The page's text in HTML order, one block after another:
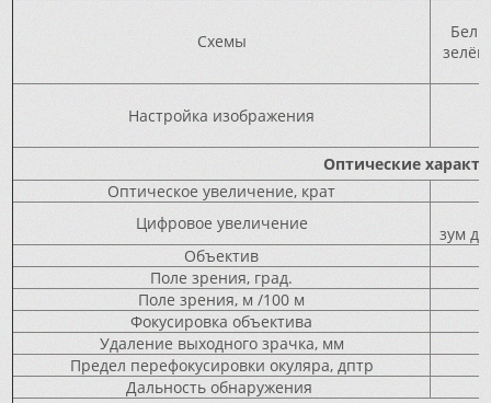
Схемы
Настройка изображения
Оптические
Оптическое увеличение, крат
Цифровое увеличение
зум
Объектив
Поле зрения, град.
Поле зрения, м /100 м
Фокусировка объектива
Удаление выходного зрачка, мм
Предел перефокусировки окуляра, дптр
Дальность обнаружения